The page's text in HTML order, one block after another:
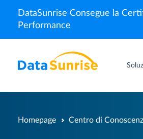
DataSunrise Consegue la
Performance
Homepage Centro di